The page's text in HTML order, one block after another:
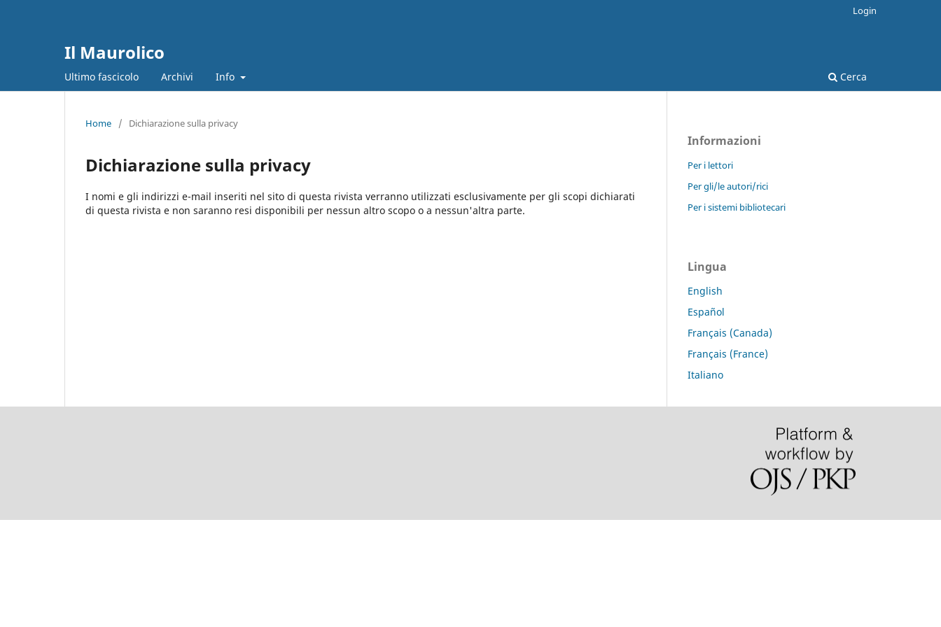
Il Maurolico
Ultimo fascicolo Archivi Info Cerca
Login
Home / Dichiarazione sulla privacy
Dichiarazione sulla privacy
I nomi e gli indirizzi e-mail inseriti nel sito di questa rivista verranno utilizzati esclusivamente per gli scopi dichiarati
di questa rivista e non saranno resi disponibili per nessun altro scopo o a nessun'altra parte.
Informazioni
Per i lettori
Per gli/le autori/rici
Per i sistemi bibliotecari
Lingua
English
Español
Français (Canada)
Français (France)
Italiano